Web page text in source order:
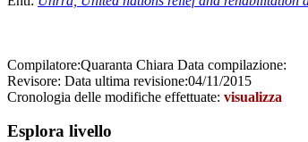
Compilatore:Quaranta Chiara Data compilazione:
Revisore: Data ultima revisione:04/11/2015
Cronologia delle modifiche effettuate: visualizza
Esplora livello